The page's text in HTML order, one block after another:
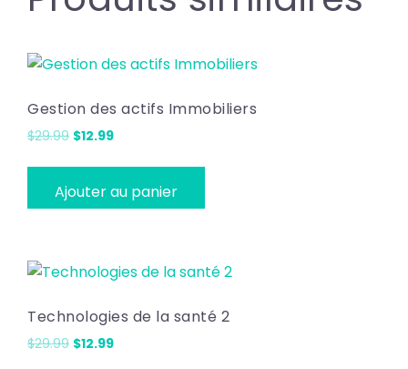
Gestion des actifs Immobiliers
$29.99 Le
initial
était :
$29.99.
$12.99Le
actuel
est :
$12.99.
Ajouter au panier
Technologies de la santé 2
$29.99 Le
$12.99Le